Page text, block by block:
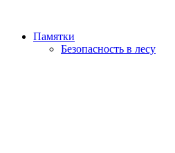
Памятки
Безопасность в лесу